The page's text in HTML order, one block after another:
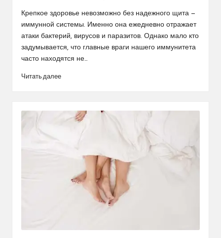
от
Крепкое здоровье невозможно без надежного щита —
иммунной системы. Именно она ежедневно отражает
атаки бактерий, вирусов и паразитов. Однако мало кто
задумывается, что главные враги нашего иммунитета
часто находятся не…
Читать далее